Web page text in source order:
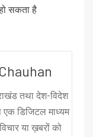
सकता है
तथा देश-विदेश
एक डिजिटल माध्यम
या ख़बरों को